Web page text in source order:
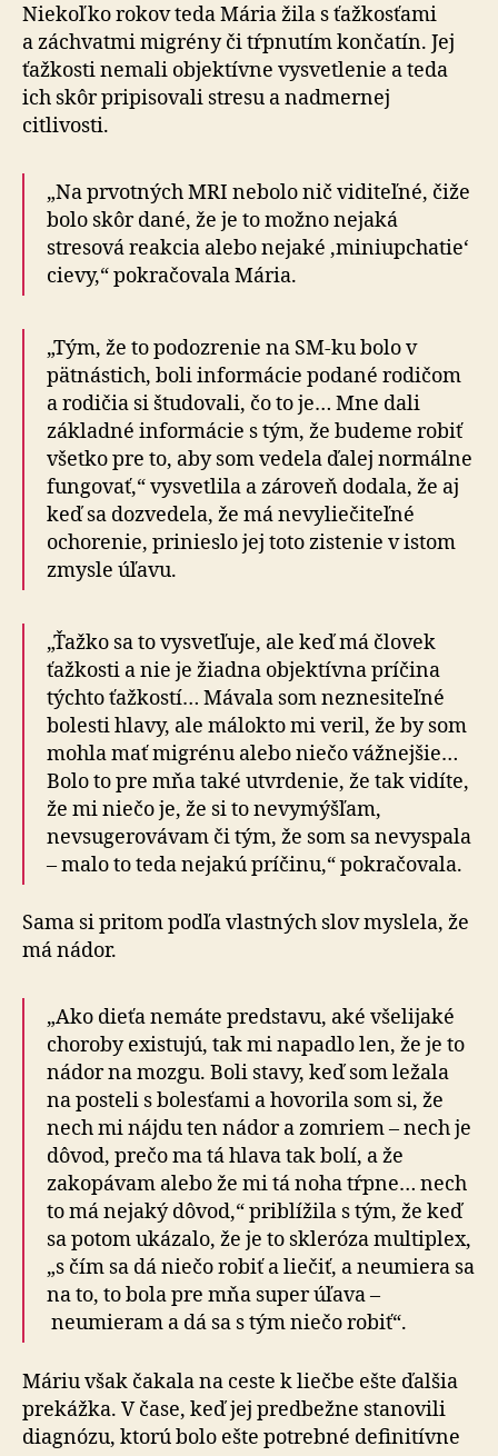
Niekoľko rokov teda Mária žila s ťažkosťami
a záchvatmi migrény či tŕpnutím končatín. Jej
ťažkosti nemali objektívne vysvetlenie a teda
ich skôr pripisovali stresu a nadmernej
citlivosti.
„Na prvotných MRI nebolo nič viditeľné, čiže
bolo skôr dané, že je to možno nejaká
stresová reakcia alebo nejaké ‚miniupchatie‘
cievy,“ pokračovala Mária.
„Tým, že to podozrenie na SM-ku bolo v
pätnástich, boli informácie podané rodičom
a rodičia si študovali, čo to je… Mne dali
základné informácie s tým, že budeme robiť
všetko pre to, aby som vedela ďalej normálne
fungovať,“ vysvetlila a zároveň dodala, že aj
keď sa dozvedela, že má nevyliečiteľné
ochorenie, prinieslo jej toto zistenie v istom
zmysle úľavu.
„Ťažko sa to vysvetľuje, ale keď má človek
ťažkosti a nie je žiadna objektívna príčina
týchto ťažkostí… Mávala som neznesiteľné
bolesti hlavy, ale málokto mi veril, že by som
mohla mať migrénu alebo niečo vážnejšie…
Bolo to pre mňa také utvrdenie, že tak vidíte,
že mi niečo je, že si to nevymýšľam,
nevsugerovávam či tým, že som sa nevyspala
– malo to teda nejakú príčinu,“ pokračovala.
Sama si pritom podľa vlastných slov myslela, že
má nádor.
„Ako dieťa nemáte predstavu, aké všelijaké
choroby existujú, tak mi napadlo len, že je to
nádor na mozgu. Boli stavy, keď som ležala
na posteli s bolesťami a hovorila som si, že
nech mi nájdu ten nádor a zomriem – nech je
dôvod, prečo ma tá hlava tak bolí, a že
zakopávam alebo že mi tá noha tŕpne… nech
to má nejaký dôvod,“ priblížila s tým, že keď
sa potom ukázalo, že je to skleróza multiplex,
„s čím sa dá niečo robiť a liečiť, a neumiera sa
na to, to bola pre mňa super úľava –
neumieram a dá sa s tým niečo robiť“.
Máriu však čakala na ceste k liečbe ešte ďalšia
prekážka. V čase, keď jej predbežne stanovili
diagnózu, ktorú bolo ešte potrebné definitívne